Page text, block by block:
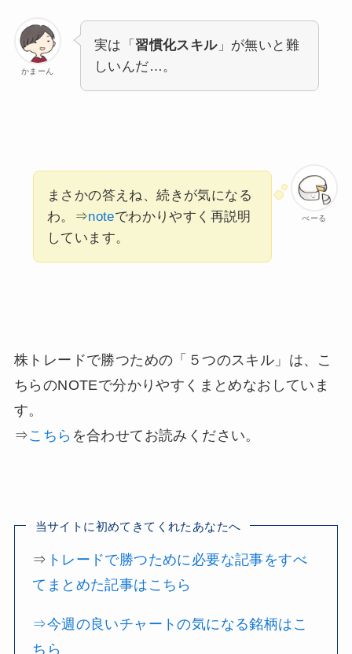
かまーん
実は「習慣化スキル」が無いと難
しいんだ…。
べーる
まさかの答えね、続きが気になる
わ。⇒noteでわかりやすく再説明
しています。
株トレードで勝つための「５つのスキル」は、こ
ちらのNOTEで分かりやすくまとめなおしていま
す。
⇒こちら を合わせてお読みください。
当サイトに初めてきてくれたあなたへ
⇒ トレードで勝つために必要な記事をすべ
てまとめた記事はこちら
⇒今週の良いチャートの気になる銘柄はこ
ちら